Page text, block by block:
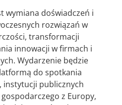
wymiana doświadczeń i
rozwiązań w
transformacji
innowacji w firmach i
Wydarzenie będzie
do spotkania
instytucji publicznych
z Europy,